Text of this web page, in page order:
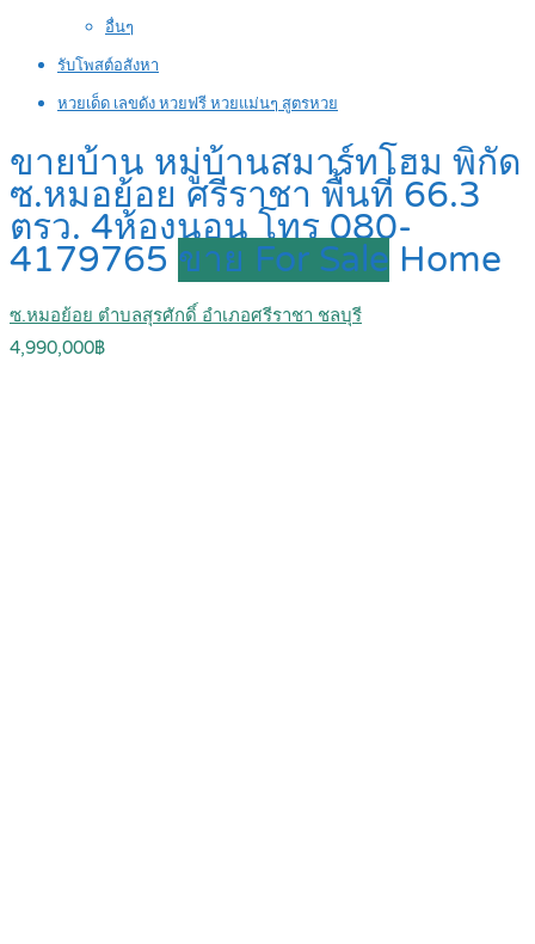
อื่นๆ
รับโพสต์อสังหา
หวยเด็ด เลขดัง หวยฟรี หวยแม่นๆ สูตรหวย
ขายบ้าน หมู่บ้านสมาร์ทโฮม พิกัด
ซ.หมอย้อย ศรีราชา พื้นที่ 66.3
ตรว. 4ห้องนอน โทร 080-
4179765 ขาย For Sale Home
ซ.หมอย้อย ตำบลสุรศักดิ์ อำเภอศรีราชา ชลบุรี
4,990,000฿